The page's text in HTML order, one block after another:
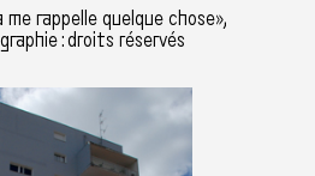
me rappelle quelque chose»,
: droits réservés